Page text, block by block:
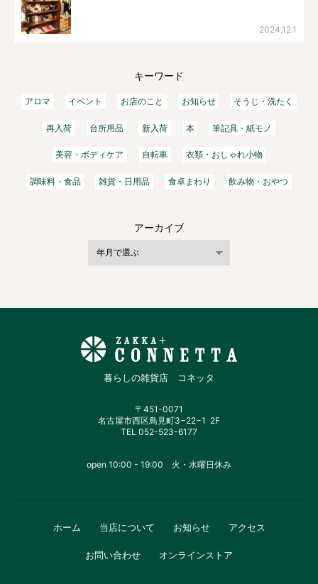
2024.12.1
キーワード
アロマ イベント お店のこと お知らせ そうじ・洗たく
再入荷 台所用品 新入荷 本 筆記具・紙モノ
美容・ボディケア 自転車 衣類・おしゃれ小物
調味料・食品 雑貨・日用品 食卓まわり 飲み物・おやつ
アーカイブ
暮らしの雑貨店 コネッタ
〒451-0071
名古屋市西区鳥見町3−22−1 2F
TEL 052-523-6177
open 10:00 - 19:00 火・水曜日休み
ホーム 当店について お知らせ アクセス
お問い合わせ オンラインストア